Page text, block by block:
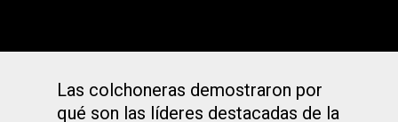
Las colchoneras demostraron por
qué son las líderes destacadas de la